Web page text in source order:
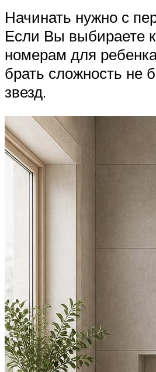
Начинать нужно с
Если Вы выбираете
номерам для
брать сложность не
звезд.